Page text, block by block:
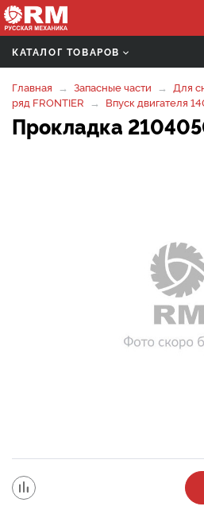
КАТАЛОГ ТОВАРОВ
Главная Запасные части Для
ряд FRONTIER
Впуск двигателя
Прокладка